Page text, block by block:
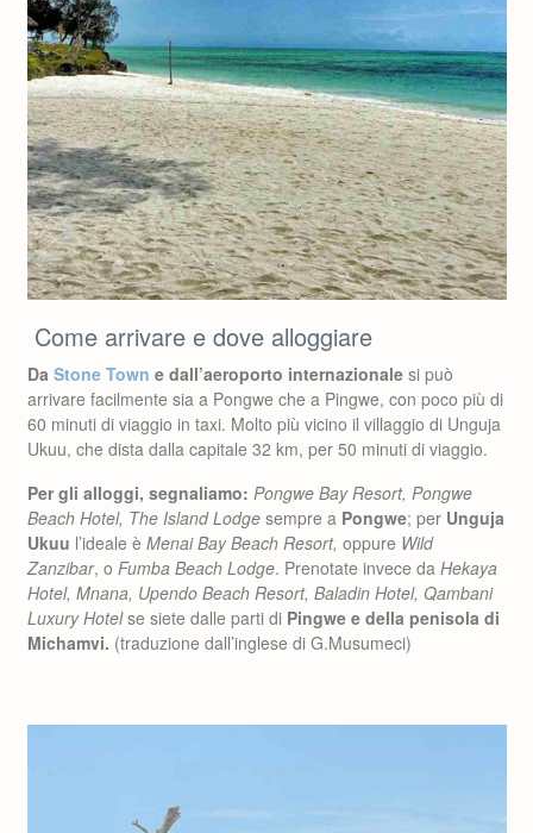
Come arrivare e dove alloggiare
Da Stone Town e dall’aeroporto internazionale si può
arrivare facilmente sia a Pongwe che a Pingwe, con poco più di
60 minuti di viaggio in taxi. Molto più vicino il villaggio di Unguja
Ukuu, che dista dalla capitale 32 km, per 50 minuti di viaggio.
Per gli alloggi, segnaliamo: Pongwe Bay Resort, Pongwe
Beach Hotel, The Island Lodge sempre a Pongwe; per Unguja
Ukuu l’ideale è Menai Bay Beach Resort, oppure Wild
Zanzibar, o Fumba Beach Lodge. Prenotate invece da Hekaya
Hotel, Mnana, Upendo Beach Resort, Baladin Hotel, Qambani
Luxury Hotelse siete dalle parti di Pingwe e della penisola di
Michamvi. (traduzione dall’inglese di G.Musumeci)